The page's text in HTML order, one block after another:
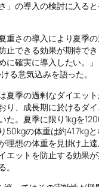
」の導入の検討に入る
重さの導入により夏季
止できる効果が期待で
に確実に導入したい。」
る意気込みを語った。
夏季の過剰なダイエッ
り、成長期に於けるダイ
た。夏季に限り1kgを
50kgの体重は約41.7kgと
理想の体重を見掛け上
エットを防止する効果
。